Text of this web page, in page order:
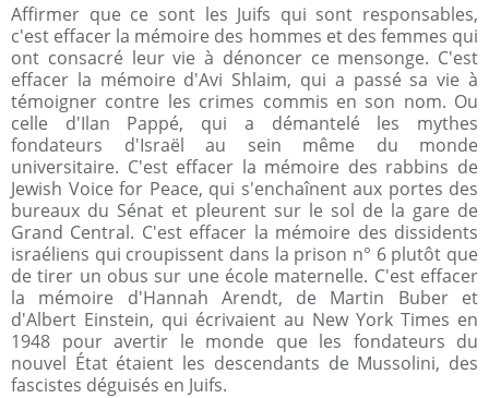
Affirmer que ce sont les Juifs qui sont responsables,
c'est effacer la mémoire des hommes et des femmes qui
ont consacré leur vie à dénoncer ce mensonge. C'est
effacer la mémoire d'Avi Shlaim, qui a passé sa vie à
témoigner contre les crimes commis en son nom. Ou
celle d'Ilan Pappé, qui a démantelé les mythes
fondateurs d'Israël au sein même du monde
universitaire. C'est effacer la mémoire des rabbins de
Jewish Voice for Peace, qui s'enchaînent aux portes des
bureaux du Sénat et pleurent sur le sol de la gare de
Grand Central. C'est effacer la mémoire des dissidents
israéliens qui croupissent dans la prison n° 6 plutôt que
de tirer un obus sur une école maternelle. C'est effacer
la mémoire d'Hannah Arendt, de Martin Buber et
d'Albert Einstein, qui écrivaient au New York Times en
1948 pour avertir le monde que les fondateurs du
nouvel État étaient les descendants de Mussolini, des
fascistes déguisés en Juifs.